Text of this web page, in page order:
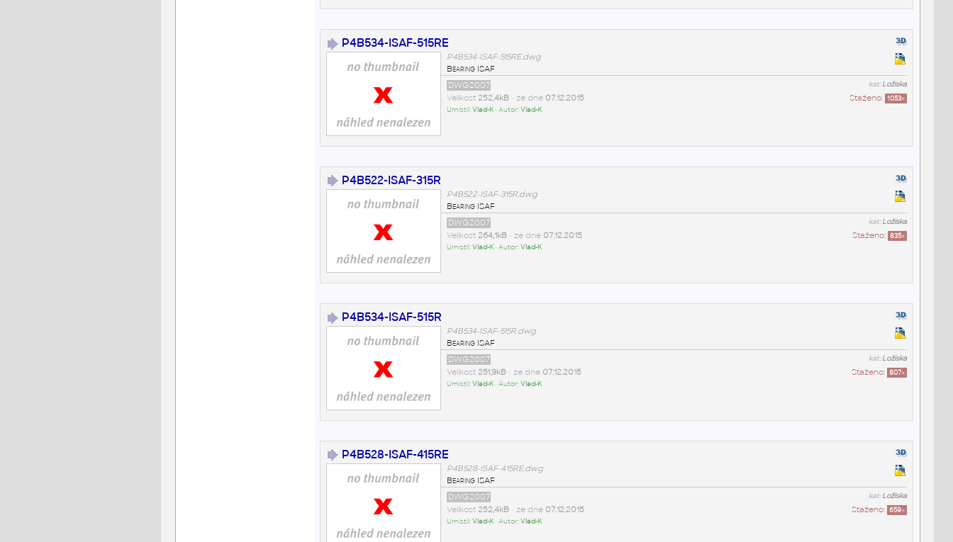
P4B534-ISAF-515RE
P4B534-ISAF-515RE.dwg
Bearing ISAF
kat:Ložiska
DWG2007
Staženo: 1053x
Velikost 252,4kB• ze dne 07.12.2015
Umístil:Vlad-K• Autor:Vlad-K
P4B522-ISAF-315R
P4B522-ISAF-315R.dwg
Bearing ISAF
kat:Ložiska
DWG2007
Staženo: 835x
Velikost 264,1kB• ze dne 07.12.2015
Umístil:Vlad-K• Autor:Vlad-K
P4B534-ISAF-515R
P4B534-ISAF-515R.dwg
Bearing ISAF
kat:Ložiska
DWG2007
Staženo: 807x
Velikost 251,9kB• ze dne 07.12.2015
Umístil:Vlad-K• Autor:Vlad-K
P4B528-ISAF-415RE
P4B528-ISAF-415RE.dwg
Bearing ISAF
kat:Ložiska
DWG2007
Staženo: 659x
Velikost 252,4kB• ze dne 07.12.2015
Umístil:Vlad-K• Autor:Vlad-K